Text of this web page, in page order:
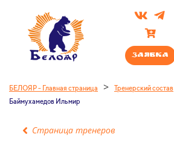
Заявка
БЕЛОЯР - Главная страница > Тренерский состав
Баймухамедов Ильмир
Страница тренеров